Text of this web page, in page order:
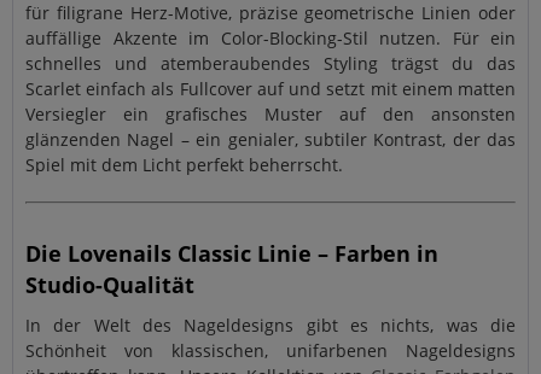
für filigrane Herz-Motive, präzise geometrische Linien oder
auffällige Akzente im Color-Blocking-Stil nutzen. Für ein
schnelles und atemberaubendes Styling trägst du das
Scarlet einfach als Fullcover auf und setzt mit einem matten
Versiegler ein grafisches Muster auf den ansonsten
glänzenden Nagel – ein genialer, subtiler Kontrast, der das
Spiel mit dem Licht perfekt beherrscht.
Die Lovenails Classic Linie – Farben in
Studio-Qualität
In der Welt des Nageldesigns gibt es nichts, was die
Schönheit von klassischen, unifarbenen Nageldesigns